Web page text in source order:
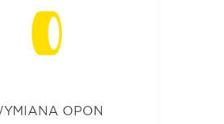
OPON